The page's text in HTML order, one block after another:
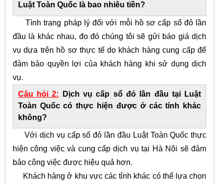
Luật Toàn Quốc là bao nhiêu tiền?
Tình trạng pháp lý đối với mỗi hồ sơ cấp sổ đỏ lần
đầu là khác nhau, đo đó chúng tôi sẽ gửi báo giá dịch
vụ dựa trên hồ sơ thực tế do khách hàng cung cấp để
đảm bảo quyền lợi của khách hàng khi sử dụng dịch
vụ.
Câu hỏi 2: Dịch vụ cấp sổ đỏ lần đầu tại Luật
Toàn Quốc có thực hiện được ở các tỉnh khác
không?
Với dịch vụ cấp sổ đỏ lần đầu Luật Toàn Quốc thực
hiện công việc và cung cấp dịch vụ tại Hà Nội sẽ đảm
bảo công việc được hiệu quả hơn.
Khách hàng ở khu vực các tỉnh khác có thể lựa chọn